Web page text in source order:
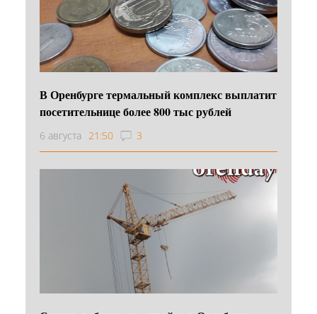
В Оренбурге термальный комплекс выплатит
посетительнице более 800 тыс рублей
6 августа 21:50 3